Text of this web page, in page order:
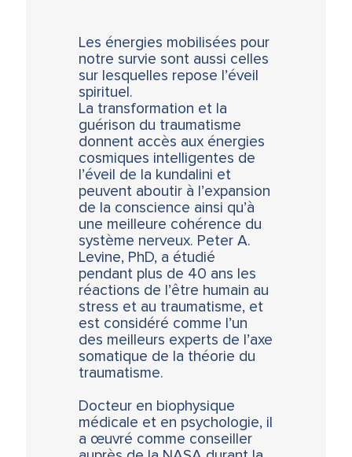
Les énergies mobilisées pour
notre survie sont aussi celles
sur lesquelles repose l’éveil
spirituel.
La transformation et la
guérison du traumatisme
donnent accès aux énergies
cosmiques intelligentes de
l’éveil de la kundalini et
peuvent aboutir à l’expansion
de la conscience ainsi qu’à
une meilleure cohérence du
système nerveux. Peter A.
Levine, PhD, a étudié
pendant plus de 40 ans les
réactions de l’être humain au
stress et au traumatisme, et
est considéré comme l’un
des meilleurs experts de l’axe
somatique de la théorie du
traumatisme.
Docteur en biophysique
médicale et en psychologie, il
a œuvré comme conseiller